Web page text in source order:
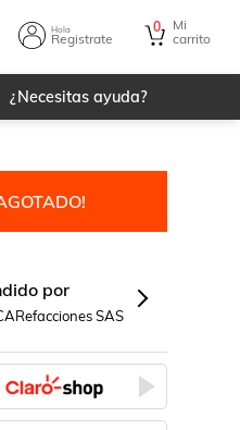
Hola
Registrate
0
Mi
carrito
¿Necesitas ayuda?
por
SAS